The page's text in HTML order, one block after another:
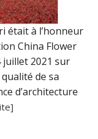
était à l’honneur
China Flower
juillet 2021 sur
de sa
d’architecture